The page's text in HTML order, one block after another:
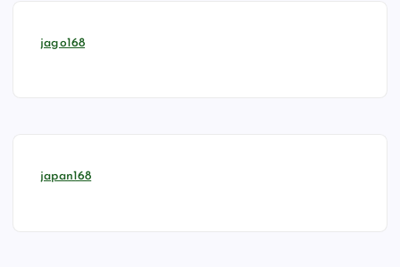
jago168
japan168